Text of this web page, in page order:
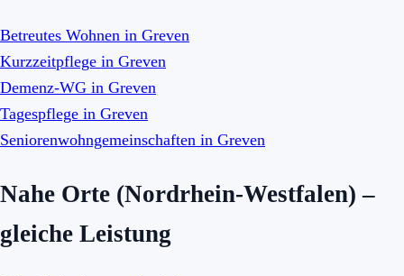
Betreutes Wohnen in Greven
Kurzzeitpflege in Greven
Demenz-WG in Greven
Tagespflege in Greven
Seniorenwohngemeinschaften in Greven
Nahe Orte (Nordrhein-Westfalen) –
gleiche Leistung